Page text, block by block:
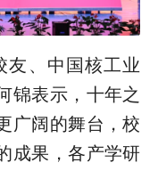
友、中国核工业
锦表示，十年之
广阔的舞台，校
成果，各产学研